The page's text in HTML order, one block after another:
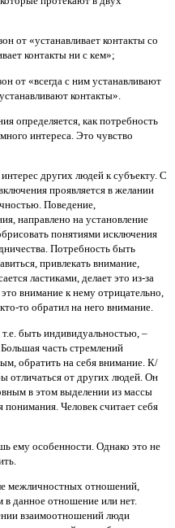
от «устанавливает контакты со
контакты ни с кем»;
от «всегда с ним устанавливают
контакты».
определяется, как потребность
интереса. Это чувство
других людей к субъекту. С
проявляется в желании
Поведение,
направлено на установление
понятиями исключения
Потребность быть
привлекать внимание,
ластиками, делает это из-за
внимание к нему отрицательно,
то обратил на него внимание.
быть индивидуальностью, –
часть стремлений
обратить на себя внимание. К/
отличаться от других людей. Он
в этом выделении из массы
понимания. Человек считает себя
ему особенности. Однако это не
межличностных отношений,
в данное отношение или нет.
взаимоотношений люди